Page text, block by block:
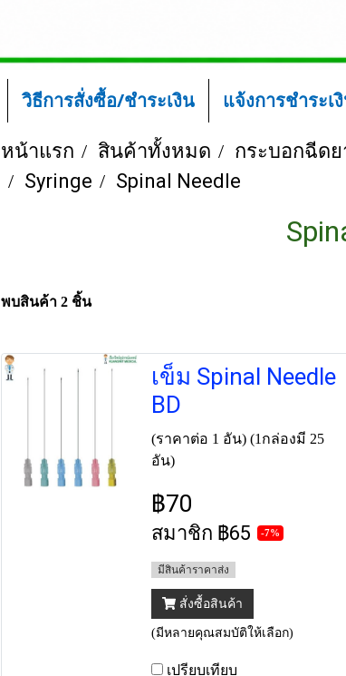
วิธีการสั่งซื้อ/ชำระเงิน แจ้งการชำระเ
หน้าแรก สินค้าทั้งหมด
กระบอกฉีด
Syringe
Spinal Needle
พบสินค้า 2 ชิ้น
เข็ม Spinal Needle
BD
(ราคาต่อ 1 อัน) (1กล่องมี 25
อัน)
฿70
สมาชิก ฿65 -7%
มีสินค้าราคาส่ง
สั่งซื้อสินค้า
(มีหลายคุณสมบัติให้เลือก)
เปรียบเทียบ